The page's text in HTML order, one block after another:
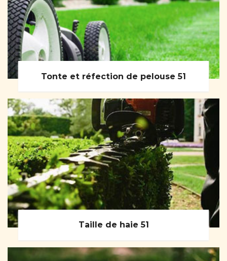
Tonte et réfection de pelouse 51
Taille de haie 51